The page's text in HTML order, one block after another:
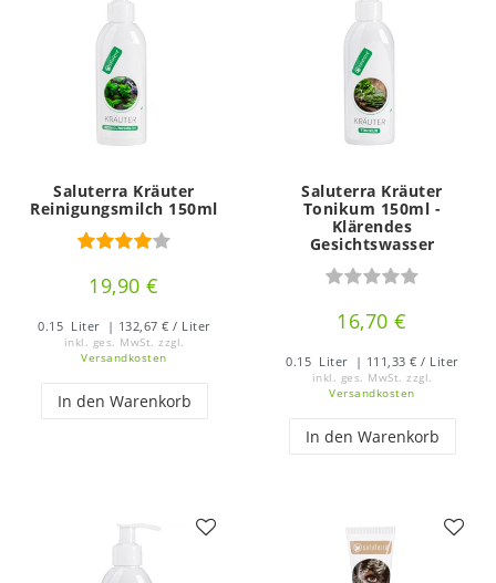
Saluterra Kräuter
Reinigungsmilch 150ml
19,90 €
0.15 Liter | 132,67 € / Liter
inkl. ges. MwSt. zzgl.
Versandkosten
In den Warenkorb
Saluterra Kräuter
Tonikum 150ml -
Klärendes
Gesichtswasser
16,70 €
0.15 Liter | 111,33 € / Liter
inkl. ges. MwSt. zzgl.
Versandkosten
In den Warenkorb